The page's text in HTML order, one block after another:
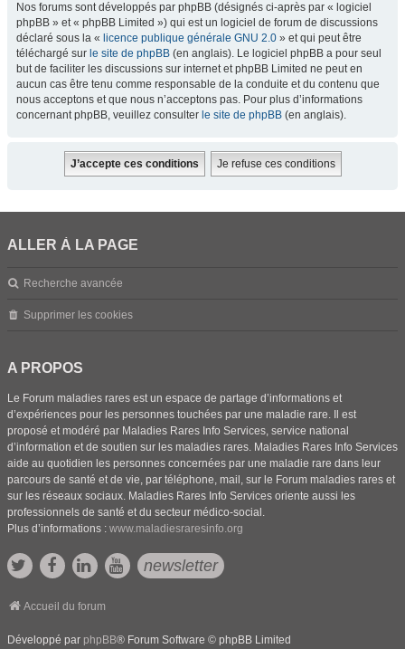
Nos forums sont développés par phpBB (désignés ci-après par « logiciel
phpBB » et « phpBB Limited ») qui est un logiciel de forum de discussions
déclaré sous la « licence publique générale GNU 2.0 » et qui peut être
téléchargé sur le site de phpBB (en anglais). Le logiciel phpBB a pour seul
but de faciliter les discussions sur internet et phpBB Limited ne peut en
aucun cas être tenu comme responsable de la conduite et du contenu que
nous acceptons et que nous n’acceptons pas. Pour plus d’informations
concernant phpBB, veuillez consulter le site de phpBB (en anglais).
ALLER À LA PAGE
Recherche avancée
Supprimer les cookies
A PROPOS
Le Forum maladies rares est un espace de partage d’informations et
d’expériences pour les personnes touchées par une maladie rare. Il est
proposé et modéré par Maladies Rares Info Services, service national
d’information et de soutien sur les maladies rares. Maladies Rares Info Services
aide au quotidien les personnes concernées par une maladie rare dans leur
parcours de santé et de vie, par téléphone, mail, sur le Forum maladies rares et
sur les réseaux sociaux. Maladies Rares Info Services oriente aussi les
professionnels de santé et du secteur médico-social.
Plus d’informations : www.maladiesraresinfo.org
newsletter
Accueil du forum
Développé par phpBB® Forum Software © phpBB Limited